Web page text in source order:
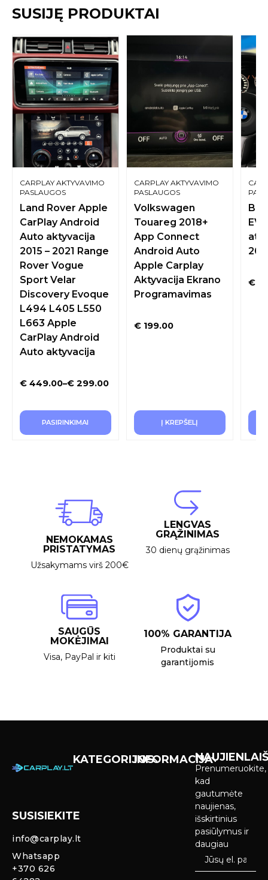
SUSIJĘ PRODUKTAI
CARPLAY AKTYVAVIMO
PASLAUGOS
Land Rover Apple
CarPlay Android
Auto aktyvacija
2015 – 2021 Range
Rover Vogue
Sport Velar
Discovery Evoque
L494 L405 L550
L663 Apple
CarPlay Android
Auto aktyvacija
€ 299.00
–
€ 449.00
PASIRINKIMAI
CARPLAY AKTYVAVIMO
PASLAUGOS
Volkswagen
Touareg 2018+
App Connect
Android Auto
Apple Carplay
Aktyvacija Ekrano
Programavimas
€199.00
Į KREPŠELĮ
€
NEMOKAMAS
PRISTATYMAS
Užsakymams virš 200€
LENGVAS
GRĄŽINIMAS
30 dienų grąžinimas
SAUGŪS
MOKĖJIMAI
Visa, PayPal ir kiti
100% GARANTIJA
Produktai su
garantijomis
SUSISIEKITE
info@carplay.lt
Whatsapp
+370 626
KATEGORIJOS
galinio vaizdo
INFORMACIJA
Prenumeruokite,
kad
gautumėte
naujienas,
išskirtinius
pasiūlymus ir
daugiau